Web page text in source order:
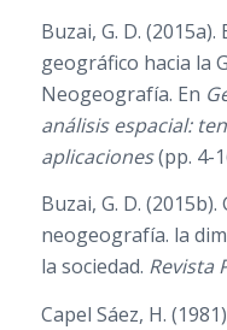
Buzai, G. D.
geográfico hacia la
Neogeografía. En
análisis espacial:
aplicaciones(pp. 4-
Buzai, G. D.
neogeografía. la
la sociedad. Revista
Capel Sáez, H.